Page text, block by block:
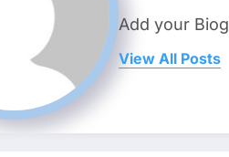
Add your
View All Posts